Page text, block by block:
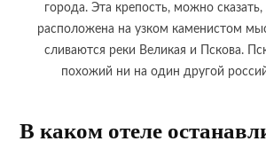
города. Эта крепость, можно
расположена на узком каменистом
сливаются реки Великая и Пскова.
похожий ни на один другой
В каком отеле